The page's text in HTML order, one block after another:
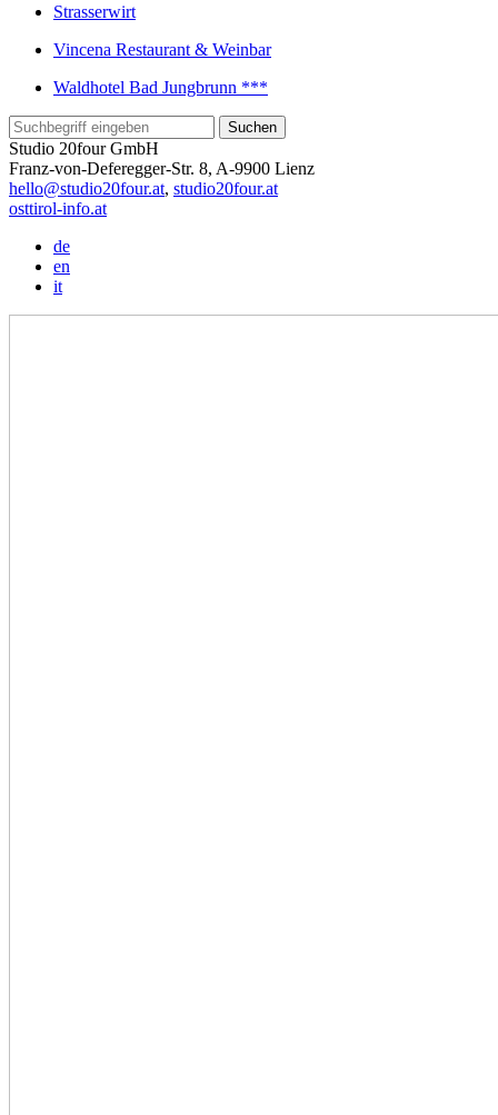
Strasserwirt
Vincena Restaurant & Weinbar
Waldhotel Bad Jungbrunn ***
Studio 20four GmbH
Franz-von-Deferegger-Str. 8, A-9900 Lienz
hello@studio20four.at, studio20four.at
osttirol-info.at
de
en
it